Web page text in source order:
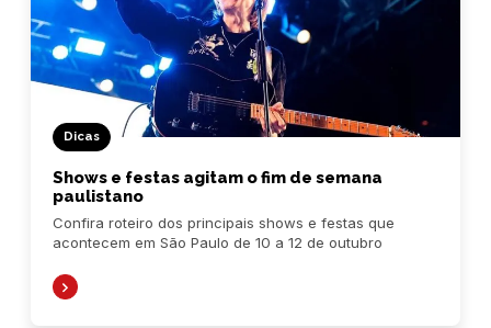
Dicas
Shows e festas agitam o fim de semana
paulistano
Confira roteiro dos principais shows e festas que
acontecem em São Paulo de 10 a 12 de outubro